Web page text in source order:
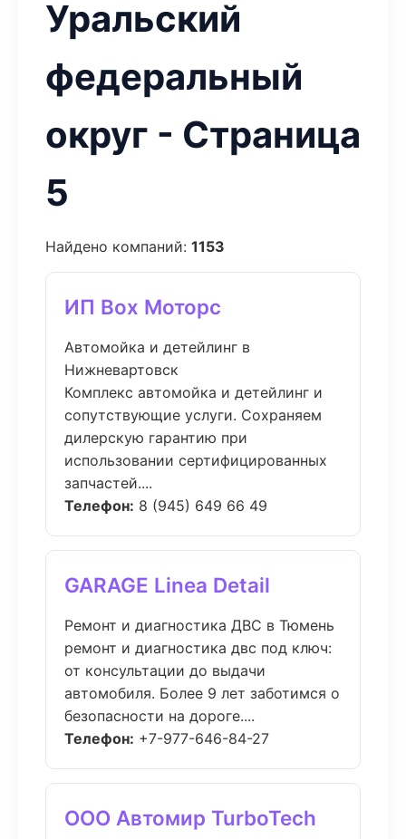
Уральский
федеральный
округ - Страница
5
Найдено компаний: 1153
ИП Box Моторс
Автомойка и детейлинг в
Нижневартовск
Комплекс автомойка и детейлинг и
сопутствующие услуги. Сохраняем
дилерскую гарантию при
использовании сертифицированных
запчастей....
Телефон: 8 (945) 649 66 49
GARAGE Linea Detail
Ремонт и диагностика ДВС в Тюмень
ремонт и диагностика двс под ключ:
от консультации до выдачи
автомобиля. Более 9 лет заботимся о
безопасности на дороге....
Телефон: +7-977-646-84-27
ООО Автомир TurboTech